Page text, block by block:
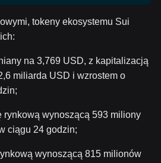
tokeny ekosystemu Sui
na 3,769 USD, z kapitalizacją
miliarda USD i wzrostem o
rynkową wynoszącą 593 miliony
ciągu 24 godzin;
wynoszącą 815 milionów